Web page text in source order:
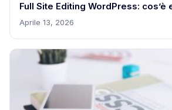
Full Site Editing WordPress: cos’è
Aprile 13, 2026